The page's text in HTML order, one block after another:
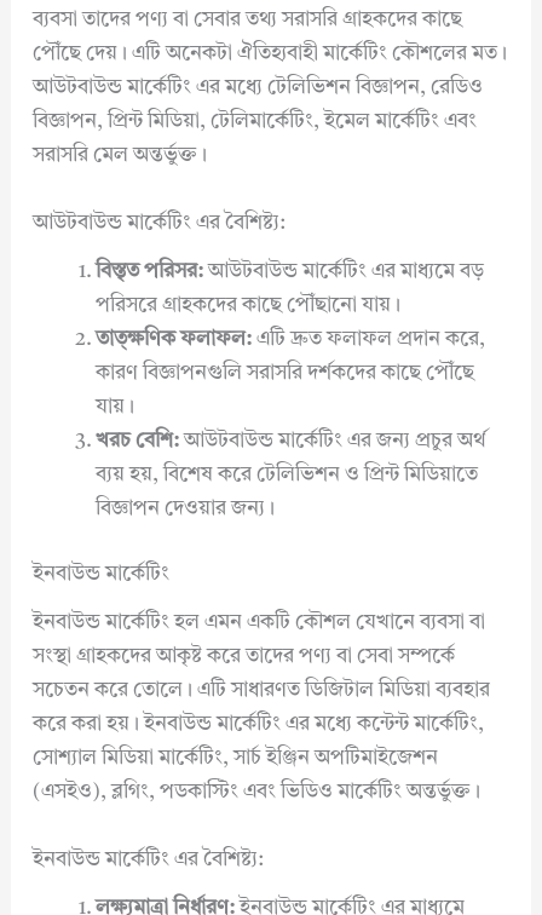
ব্যবসা তাদের পণ্য বা সেবার তথ্য সরাসরি গ্রাহকদের কাছে
পৌঁছে দেয়। এটি অনেকটা ঐতিহ্যবাহী মার্কেটিং কৌশলের মত।
আউটবাউন্ড মার্কেটিং এর মধ্যে টেলিভিশন বিজ্ঞাপন, রেডিও
বিজ্ঞাপন, প্রিন্ট মিডিয়া, টেলিমার্কেটিং, ইমেল মার্কেটিং এবং
সরাসরি মেল অন্তর্ভুক্ত।
আউটবাউন্ড মার্কেটিং এর বৈশিষ্ট্য:
বিস্তৃত পরিসর:আউটবাউন্ড মার্কেটিং এর মাধ্যমে বড়
পরিসরে গ্রাহকদের কাছে পৌঁছানো যায়।
তাত্ক্ষণিক ফলাফল:এটি দ্রুত ফলাফল প্রদান করে,
কারণ বিজ্ঞাপনগুলি সরাসরি দর্শকদের কাছে পৌঁছে
যায়।
খরচ বেশি:আউটবাউন্ড মার্কেটিং এর জন্য প্রচুর অর্থ
ব্যয় হয়, বিশেষ করে টেলিভিশন ও প্রিন্ট মিডিয়াতে
বিজ্ঞাপন দেওয়ার জন্য।
ইনবাউন্ড মার্কেটিং
ইনবাউন্ড মার্কেটিং হল এমন একটি কৌশল যেখানে ব্যবসা বা
সংস্থা গ্রাহকদের আকৃষ্ট করে তাদের পণ্য বা সেবা সম্পর্কে
সচেতন করে তোলে। এটি সাধারণত ডিজিটাল মিডিয়া ব্যবহার
করে করা হয়। ইনবাউন্ড মার্কেটিং এর মধ্যে কন্টেন্ট মার্কেটিং,
সোশ্যাল মিডিয়া মার্কেটিং, সার্চ ইঞ্জিন অপটিমাইজেশন
(এসইও), ব্লগিং, পডকাস্টিং এবং ভিডিও মার্কেটিং অন্তর্ভুক্ত।
ইনবাউন্ড মার্কেটিং এর বৈশিষ্ট্য:
লক্ষ্যমাত্রা নির্ধারণ:ইনবাউন্ড মার্কেটিং এর মাধ্যমে